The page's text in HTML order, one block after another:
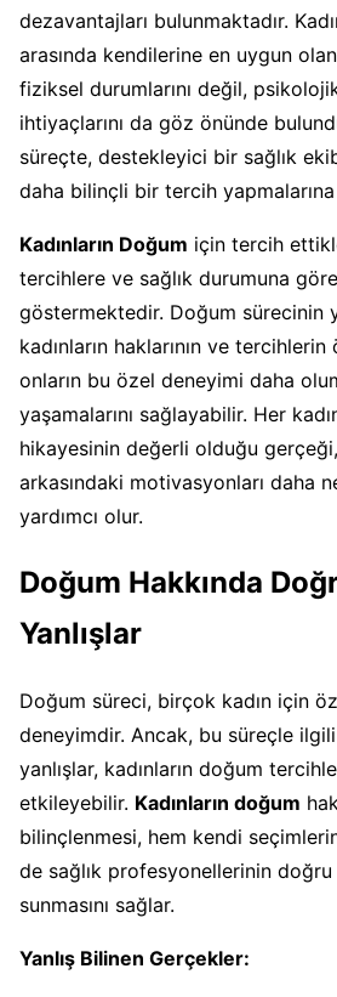
dezavantajları bulunmaktadır.
arasında kendilerine en uygun
fiziksel durumlarını değil,
ihtiyaçlarını da göz önünde
süreçte, destekleyici bir sağlık
daha bilinçli bir tercih yapmalarına
Kadınların Doğum için tercih
tercihlere ve sağlık durumuna
göstermektedir. Doğum sürecinin
kadınların haklarının ve
onların bu özel deneyimi daha
yaşamalarını sağlayabilir. Her
hikayesinin değerli olduğu
arkasındaki motivasyonları daha
yardımcı olur.
Doğum Hakkında
Yanlışlar
Doğum süreci, birçok kadın için
deneyimdir. Ancak, bu süreçle
yanlışlar, kadınların doğum
etkileyebilir. Kadınların doğum
bilinçlenmesi, hem kendi
de sağlık profesyonellerinin
sunmasını sağlar.
Yanlış Bilinen Gerçekler: